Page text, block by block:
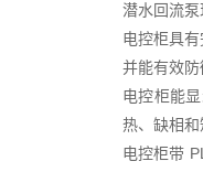
潜水回流
电控柜具
并能有效
电控柜能
热、缺相
电控柜带